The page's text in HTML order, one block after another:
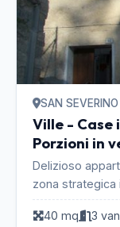
SAN
Ville -
Porzioni in
Delizioso
zona strategica
Piazza del
40 mq
3